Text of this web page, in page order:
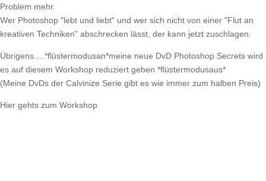
Problem mehr.
Wer Photoshop "lebt und liebt" und wer sich nicht von einer "Flut an
kreativen Techniken" abschrecken lässt, der kann jetzt zuschlagen.
Übrigens….*flüstermodusan*meine neue DvD Photoshop Secrets wird
es auf diesem Workshop reduziert geben *flüstermodusaus*
(Meine DvDs der Calvinize Serie gibt es wie immer zum halben Preis)
Hier gehts zum Workshop